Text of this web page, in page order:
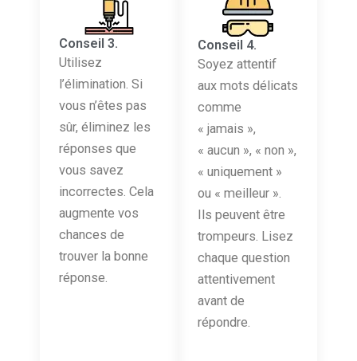
Conseil 3.
Utilisez
l’élimination. Si
vous n’êtes pas
sûr, éliminez les
réponses que
vous savez
incorrectes. Cela
augmente vos
chances de
trouver la bonne
réponse.
Conseil 4.
Soyez attentif
aux mots délicats
comme
« jamais »,
« aucun », « non »,
« uniquement »
ou « meilleur ».
Ils peuvent être
trompeurs. Lisez
chaque question
attentivement
avant de
répondre.